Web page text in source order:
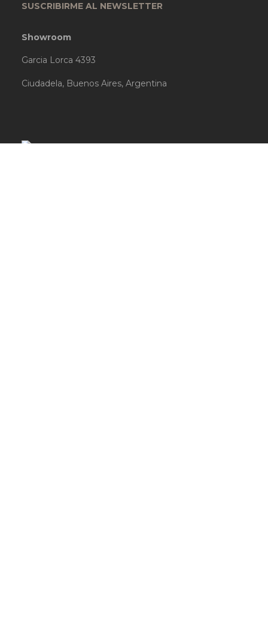
SUSCRIBIRME AL NEWSLETTER
Showroom
Garcia Lorca 4393
Ciudadela, Buenos Aires, Argentina